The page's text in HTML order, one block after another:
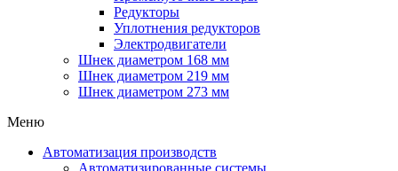
Редукторы
Уплотнения редукторов
Электродвигатели
Шнек диаметром 168 мм
Шнек диаметром 219 мм
Шнек диаметром 273 мм
Меню
Автоматизация производств
Автоматизированные системы